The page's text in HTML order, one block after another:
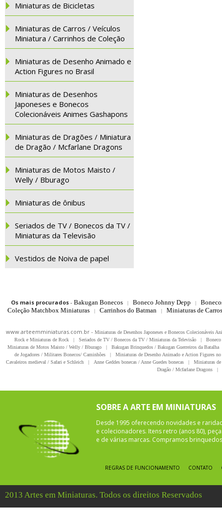
Miniaturas de Bicicletas
Miniaturas de Carros / Veículos
Miniatura / Carrinhos de Coleção
Miniaturas de Desenho Animado e
Action Figures no Brasil
Miniaturas de Desenhos
Japoneses e Bonecos
Colecionáveis Animes Gashapons
Miniaturas de Dragões / Miniatura
de Dragão / Mcfarlane Dragons
Miniaturas de Motos Maisto /
Welly / Bburago
Miniaturas de ônibus
Seriados de TV / Bonecos da TV /
Miniaturas da Televisão
Vestidos de Noiva de papel
Os mais procurados- Bakugan Bonecos | Boneco Johnny Depp |
Coleção Matchbox Miniaturas
| Carrinhos do Batman | Miniaturas de
www.arteemminiaturas.com.br - Miniaturas de Desenhos Japoneses e Bonecos Colecionáveis
Rock e Miniaturas de Rock
| Seriados de TV / Bonecos da TV / Miniaturas da Televisão |
Miniaturas de Motos Maisto / Welly / Bburago
| Bakugan Brinquedos / Bakugan Guerreiros da Batalha
de Jogadores / Militares Bonecos/ Caminhões
|
Miniaturas de Desenho Animado e Action Figures
Cavaleiros medieval / Safari e Schleich
| Anne Geddes bonecas / Anne Guedes bonecas |
Miniaturas
Dragão / Mcfarlane Dragons
|
SOBRE A ARTE EM MINIATURAS
Desde 1995 oferecendo novidades e
e colecionadores. Itens retro (anos 80),
e de várias marcas. Compramos
REGRAS DE FUNCIONAMENTO CONTATO
2013 Artes em Miniaturas. Todos os direitos Reservados